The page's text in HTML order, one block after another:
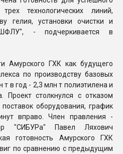
технологических линий,
гелия, установки очистки и
ШФЛУ", - подчеркивается в
Амурского ГХК как будущего
по производству базовых
в год - 2,3 млн т полиэтилена и
Проект столкнулся с отказом
оборудования, график
вправо. Член правления -
"СИБУРа" Павел Ляхович
готовность Амурского ГХК
по сравнению с предыдущим